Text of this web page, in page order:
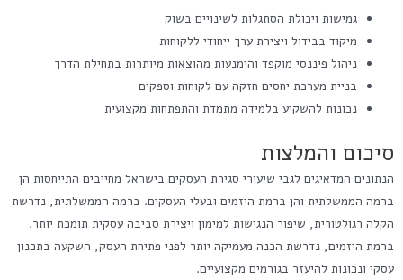
גמישות ויכולת הסתגלות לשינויים בשוק
מיקוד בבידול ויצירת ערך ייחודי ללקוחות
ניהול פיננסי מוקפד והימנעות מהוצאות מיותרות בתחילת הדרך
בניית מערכת יחסים חזקה עם לקוחות וספקים
נכונות להשקיע בלמידה מתמדת והתפתחות מקצועית
סיכום והמלצות
הנתונים המדאיגים לגבי שיעורי סגירת העסקים בישראל מחייבים התייחסות הן
ברמה הממשלתית והן ברמת היזמים ובעלי העסקים. ברמה הממשלתית, נדרשת
הקלה רגולטורית, שיפור הנגישות למימון ויצירת סביבה עסקית תומכת יותר.
ברמת היזמים, נדרשת הכנה מעמיקה יותר לפני פתיחת העסק, השקעה בתכנון
עסקי ונכונות להיעזר בגורמים מקצועיים.